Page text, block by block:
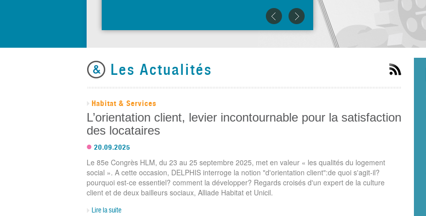
Les Actualités
Habitat & Services
L’orientation client, levier incontournable pour la satisfaction
des locataires
20.09.2025
Le 85e Congrès HLM, du 23 au 25 septembre 2025, met en valeur « les qualités du logement
social ». A cette occasion, DELPHIS interroge la notion "d'orientation client":de quoi s'agit-il?
pourquoi est-ce essentiel? comment la développer? Regards croisés d'un expert de la culture
client et de deux bailleurs sociaux, Alliade Habitat et Unicil.
Lire la suite